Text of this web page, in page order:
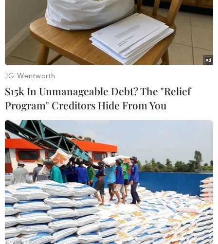
Mỹ phát hiện hoạt động tại bãi thử hạt
nhân ngầm của Triều Tiên
21/06/2017 04:08
Kênh CNN ngày 20/6 dẫn lời 2 quan chức Mỹ cho hay
lần đầu tiên trong vài tuần qua, các hình ảnh vệ tình do
JG Wentworth
$15k In Unmanageable Debt? The "Relief
Program" Creditors Hide From You